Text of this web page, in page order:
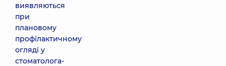
виявляються
при
плановому
профілактичному
огляді у
стоматолога-